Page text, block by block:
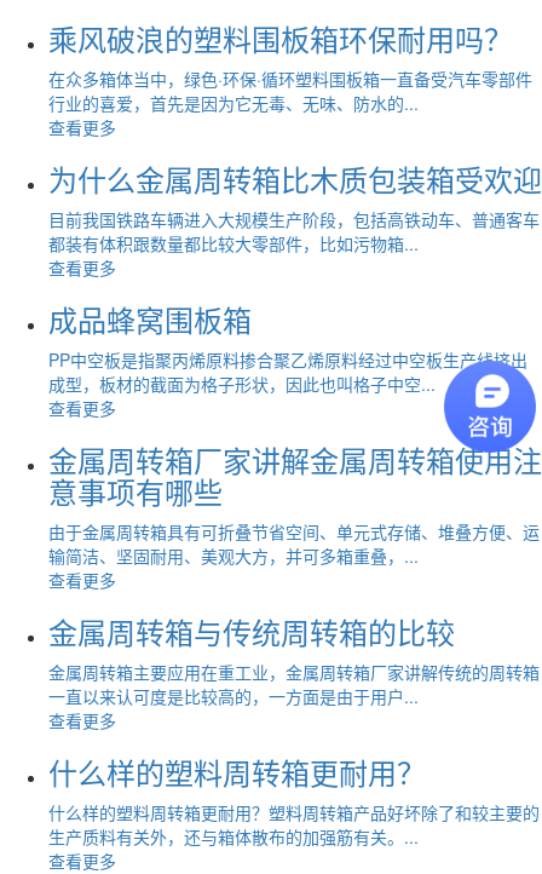
乘风破浪的塑料围板箱环保耐用吗？
在众多箱体当中，绿色·环保·循环塑料围板箱一直备受汽车零部件
行业的喜爱，首先是因为它无毒、无味、防水的...
查看更多
为什么金属周转箱比木质包装箱受欢迎
目前我国铁路车辆进入大规模生产阶段，包括高铁动车、普通客车
都装有体积跟数量都比较大零部件，比如污物箱...
查看更多
成品蜂窝围板箱
PP中空板是指聚丙烯原料掺合聚乙烯原料经过中空板生产线挤出
成型，板材的截面为格子形状，因此也叫格子中空...
查看更多
金属周转箱厂家讲解金属周转箱使用注
意事项有哪些
由于金属周转箱具有可折叠节省空间、单元式存储、堆叠方便、运
输简洁、坚固耐用、美观大方，并可多箱重叠，...
查看更多
金属周转箱与传统周转箱的比较
金属周转箱主要应用在重工业，金属周转箱厂家讲解传统的周转箱
一直以来认可度是比较高的，一方面是由于用户...
查看更多
什么样的塑料周转箱更耐用？
什么样的塑料周转箱更耐用？塑料周转箱产品好坏除了和较主要的
生产质料有关外，还与箱体散布的加强筋有关。...
查看更多